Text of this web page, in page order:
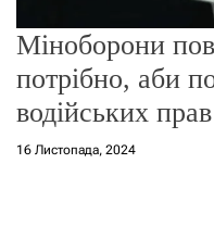
Міноборони
потрібно, аби
водійських прав
16 Листопада, 2024